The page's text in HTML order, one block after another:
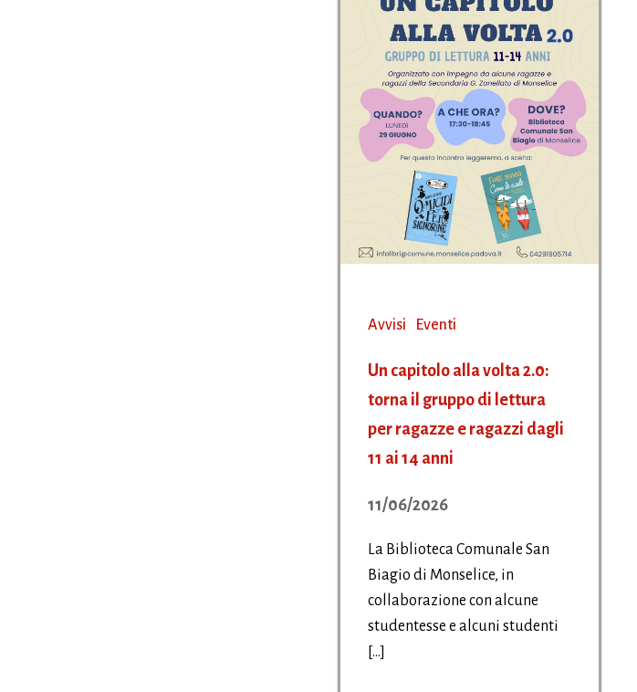
Avvisi Eventi
Un capitolo alla volta 2.0:
torna il gruppo di lettura
per ragazze e ragazzi dagli
11 ai 14 anni
11/06/2026
La Biblioteca Comunale San
Biagio di Monselice, in
collaborazione con alcune
studentesse e alcuni studenti
[…]